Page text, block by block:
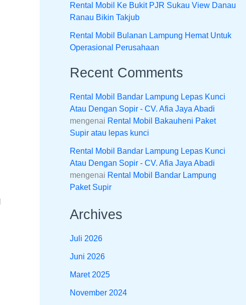
Rental Mobil Ke Bukit PJR Sukau View Danau
Ranau Bikin Takjub
Rental Mobil Bulanan Lampung Hemat Untuk
Operasional Perusahaan
Recent Comments
Rental Mobil Bandar Lampung Lepas Kunci
Atau Dengan Sopir - CV. Afia Jaya Abadi
mengenai Rental Mobil Bakauheni Paket
Supir atau lepas kunci
Rental Mobil Bandar Lampung Lepas Kunci
Atau Dengan Sopir - CV. Afia Jaya Abadi
mengenai Rental Mobil Bandar Lampung
Paket Supir
Archives
Juli 2026
Juni 2026
Maret 2025
November 2024